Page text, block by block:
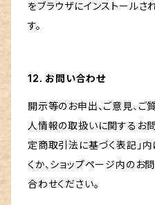
をブラウザにインストールさ
す。
12. お問い合わせ
開示等のお申出、ご意見、ご
人情報の取扱いに関するお
定商取引法に基づく表記」
くか、ショップページ内のお
合わせください。